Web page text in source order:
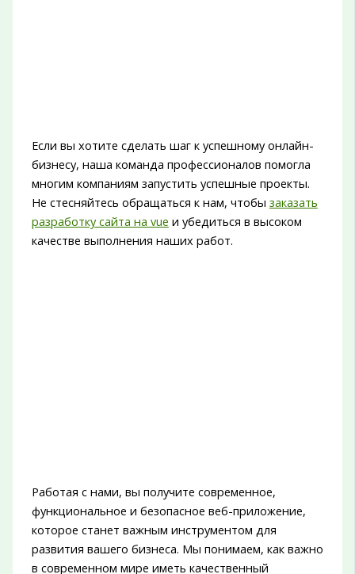
Если вы хотите сделать шаг к успешному онлайн-
бизнесу, наша команда профессионалов помогла
многим компаниям запустить успешные проекты.
Не стесняйтесь обращаться к нам, чтобы заказать
разработку сайта на vue и убедиться в высоком
качестве выполнения наших работ.
Работая с нами, вы получите современное,
функциональное и безопасное веб-приложение,
которое станет важным инструментом для
развития вашего бизнеса. Мы понимаем, как важно
в современном мире иметь качественный